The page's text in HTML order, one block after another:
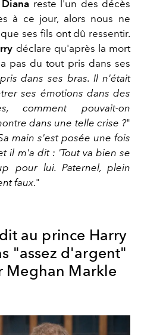
Diana reste l'un des décès
à ce jour, alors nous ne
ses fils ont dû ressentir.
déclare qu'après la mort
pas du tout pris dans ses
dans ses bras. Il n'était
ses émotions dans des
comment pouvait-on
dans une telle crise ?"
main s'est posée une fois
il m'a dit : 'Tout va bien se
pour lui. Paternel, plein
faux."
au prince Harry
"assez d'argent"
Meghan Markle